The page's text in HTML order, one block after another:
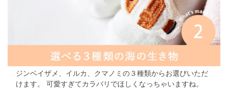
ジンベイザメ、イルカ、クマノミの３種類からお選びいただ
けます。
可愛すぎてカラバリでほしくなっちゃいますね。